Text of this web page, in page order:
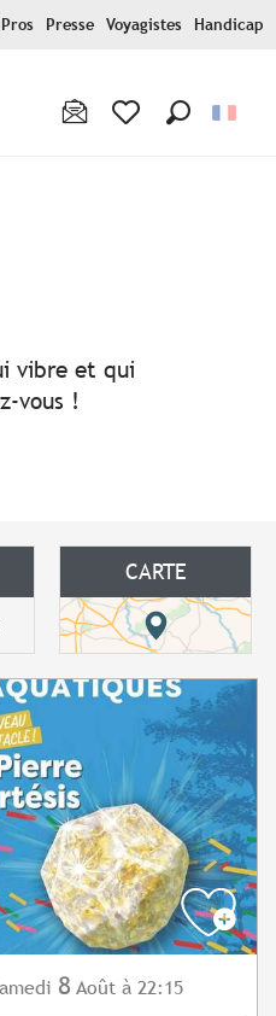
Pros Presse Voyagistes Handicap
vibre et qui
vous !
CARTE
8 Août à 22:15